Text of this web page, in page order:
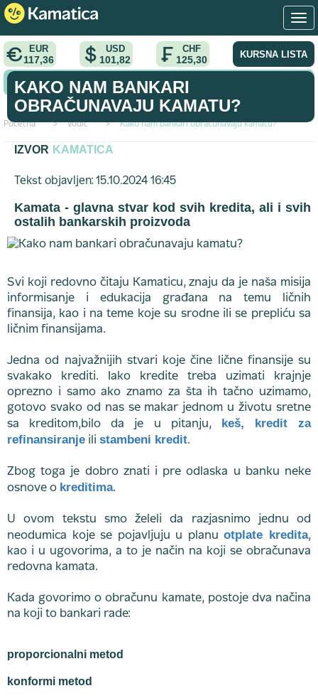
EUR
117,36
USD
101,82
CHF
125,30 KURSNA LISTA
KONVERTOR VALUTA
Početna > vodic > Kako nam bankari obračunavaju kamatu?
KAKO NAM BANKARI
OBRAČUNAVAJU KAMATU?
IZVOR KAMATICA
Tekst objavljen: 15.10.2024 16:45
Kamata - glavna stvar kod svih kredita, ali i svih
ostalih bankarskih proizvoda
Svi koji redovno čitaju Kamaticu, znaju da je naša misija
informisanje i edukacija građana na temu ličnih
finansija, kao i na teme koje su srodne ili se prepliću sa
ličnim finansijama.
Jedna od najvažnijih stvari koje čine lične finansije su
svakako krediti. Iako kredite treba uzimati krajnje
oprezno i samo ako znamo za šta ih tačno uzimamo,
gotovo svako od nas se makar jednom u životu sretne
sa kreditom,bilo da je u pitanju, keš, kredit za
refinansiranje ili stambeni kredit.
Zbog toga je dobro znati i pre odlaska u banku neke
osnove o kreditima.
U ovom tekstu smo želeli da razjasnimo jednu od
neodumica koje se pojavljuju u planuotplate kredita,
kao i u ugovorima, a to je način na koji se obračunava
redovna kamata.
Kada govorimo o obračunu kamate, postoje dva načina
na koji to bankari rade:
proporcionalni metod
konformi metod